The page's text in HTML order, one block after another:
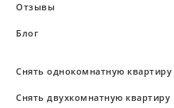
Отзывы
Блог
Снять однокомнатную квартиру
Снять двухкомнатную квартиру